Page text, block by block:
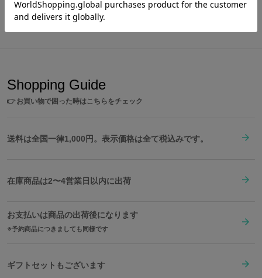
商品をもっと見る
Shopping Guide
👉お買い物で困った時はこちらをチェック
送料は全国一律1,000円。表示価格は全て税込みです。
在庫商品は2〜4営業日以内に出荷
お支払いは商品の出荷後になります
予約商品につきましても同様です
ギフトセットもございます